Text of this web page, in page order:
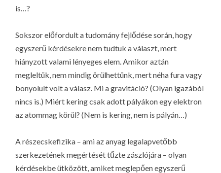
is…?
Sokszor előfordult a tudomány fejlődése során, hogy
egyszerű kérdésekre nem tudtuk a választ, mert
hiányzott valami lényeges elem. Amikor aztán
megleltük, nem mindig örülhettünk, mert néha fura vagy
bonyolult volt a válasz. Mi a gravitáció? (Olyan igazából
nincs is.) Miért kering csak adott pályákon egy elektron
az atommag körül? (Nem is kering, nem is pályán…)
A részecskefizika – ami az anyag legalapvetőbb
szerkezetének megértését tűzte zászlójára – olyan
kérdésekbe ütközött, amiket meglepően egyszerű